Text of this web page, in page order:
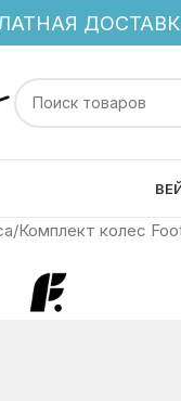
Комплект колес